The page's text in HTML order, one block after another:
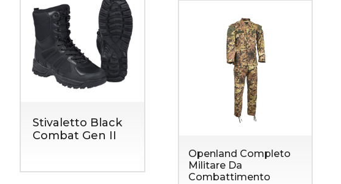
Stivaletto Black
Combat Gen II
Openland Completo
Militare Da
Combattimento